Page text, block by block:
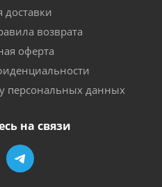
доставки
возврата
оферта
персональных данных
на связи